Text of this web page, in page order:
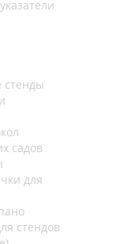
садов
для
стендов